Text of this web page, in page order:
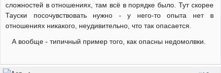
сложностей в отношениях, там всё в порядке было. Тут скорее
Тауски посочувствовать нужно - у него-то опыта нет в
отношениях никакого, неудивительно, что так опасается.
А вообще - типичный пример того, как опасны недомолвки.